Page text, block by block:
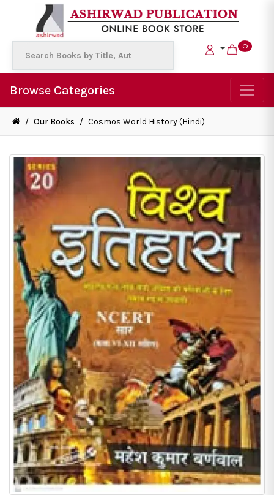
0
Browse Categories
/ Our Books / Cosmos World History (Hindi)